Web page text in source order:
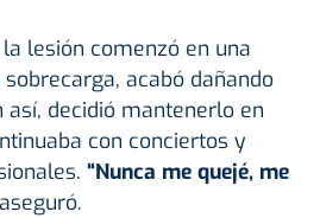
lesión comenzó en una
acabó dañando
decidió mantenerlo en
con conciertos y
“Nunca me quejé, me